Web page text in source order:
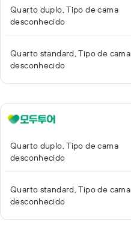
Quarto duplo, Tipo de cama
desconhecido
Quarto standard, Tipo de cama
desconhecido
Quarto duplo, Tipo de cama
desconhecido
Quarto standard, Tipo de cama
desconhecido